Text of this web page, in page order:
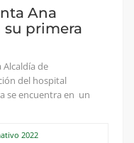
Ana
su primera
Alcaldía de
del hospital
se encuentra en un
2022